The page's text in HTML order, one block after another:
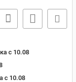
c 10.08
c 10.08